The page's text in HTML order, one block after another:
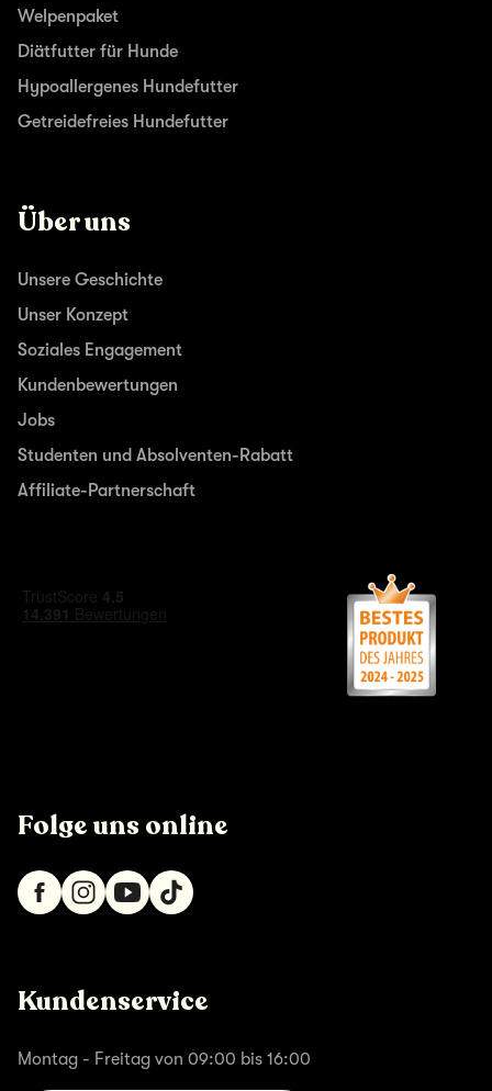
Welpenpaket
Diätfutter für Hunde
Hypoallergenes Hundefutter
Getreidefreies Hundefutter
Über uns
Unsere Geschichte
Unser Konzept
Soziales Engagement
Kundenbewertungen
Jobs
Studenten und Absolventen-Rabatt
Affiliate-Partnerschaft
Folge uns online
Kundenservice
Montag - Freitag von 09:00 bis 16:00